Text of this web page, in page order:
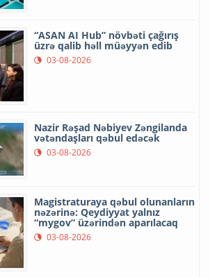
“ASAN AI Hub” növbəti çağırış
üzrə qalib həll müəyyən edib
03-08-2026
Nazir Rəşad Nəbiyev Zəngilanda
vətəndaşları qəbul edəcək
03-08-2026
Magistraturaya qəbul olunanların
nəzərinə: Qeydiyyat yalnız
“mygov” üzərindən aparılacaq
03-08-2026